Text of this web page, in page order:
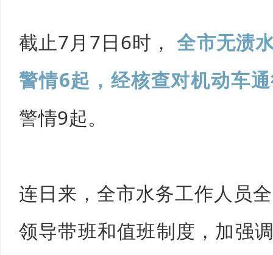
截止7月7日6时，全市无渍
警情6起，经核查对机动车
警情9起。
连日来，全市水务工作人员
领导带班和值班制度，加强